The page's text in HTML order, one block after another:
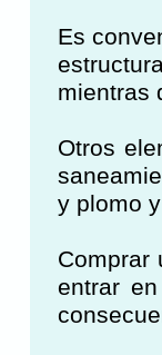
Es
mientras
Otros
y plomo
Comprar
entrar